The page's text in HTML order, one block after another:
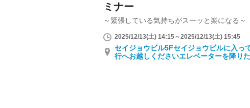
ミナー
～緊張している気持ちがスーッと楽になる～
2025/12/13(土) 14:15～2025/12/13(土) 15:45
セイジョウビル5Fセイジョウビルに入っ
行へお越しくださいエレベーターを降り